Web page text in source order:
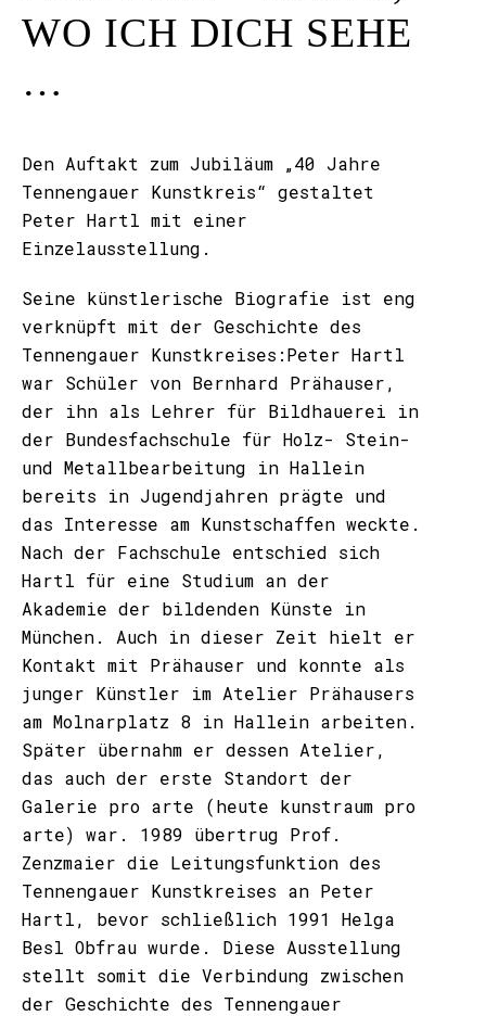
WO ICH DICH SEHE
…
Den Auftakt zum Jubiläum „40 Jahre
Tennengauer Kunstkreis“ gestaltet
Peter Hartl mit einer
Einzelausstellung.
Seine künstlerische Biografie ist eng
verknüpft mit der Geschichte des
Tennengauer Kunstkreises:Peter Hartl
war Schüler von Bernhard Prähauser,
der ihn als Lehrer für Bildhauerei in
der Bundesfachschule für Holz- Stein-
und Metallbearbeitung in Hallein
bereits in Jugendjahren prägte und
das Interesse am Kunstschaffen weckte.
Nach der Fachschule entschied sich
Hartl für eine Studium an der
Akademie der bildenden Künste in
München. Auch in dieser Zeit hielt er
Kontakt mit Prähauser und konnte als
junger Künstler im Atelier Prähausers
am Molnarplatz 8 in Hallein arbeiten.
Später übernahm er dessen Atelier,
das auch der erste Standort der
Galerie pro arte (heute kunstraum pro
arte) war. 1989 übertrug Prof.
Zenzmaier die Leitungsfunktion des
Tennengauer Kunstkreises an Peter
Hartl, bevor schließlich 1991 Helga
Besl Obfrau wurde. Diese Ausstellung
stellt somit die Verbindung zwischen
der Geschichte des Tennengauer